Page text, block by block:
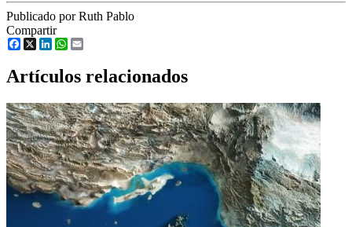
Publicado por Ruth Pablo
Compartir
Facebook
X LinkedInWhatsApp
Artículos relacionados